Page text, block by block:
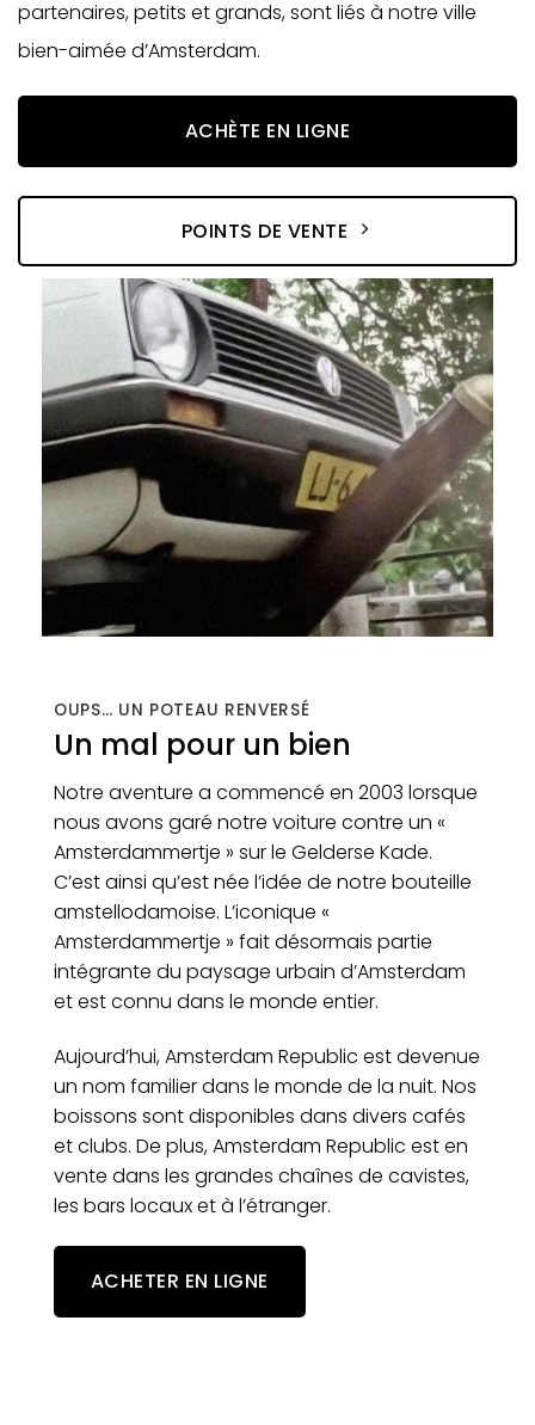
partenaires, petits et grands, sont liés à notre ville
bien-aimée d’Amsterdam.
ACHÈTE EN LIGNE
POINTS DE VENTE
OUPS… UN POTEAU RENVERSÉ
Un mal pour un bien
Notre aventure a commencé en 2003 lorsque
nous avons garé notre voiture contre un «
Amsterdammertje » sur le Gelderse Kade.
C’est ainsi qu’est née l’idée de notre bouteille
amstellodamoise. L’iconique «
Amsterdammertje » fait désormais partie
intégrante du paysage urbain d’Amsterdam
et est connu dans le monde entier.
Aujourd’hui, Amsterdam Republic est devenue
un nom familier dans le monde de la nuit. Nos
boissons sont disponibles dans divers cafés
et clubs. De plus, Amsterdam Republic est en
vente dans les grandes chaînes de cavistes,
les bars locaux et à l’étranger.
ACHETER EN LIGNE